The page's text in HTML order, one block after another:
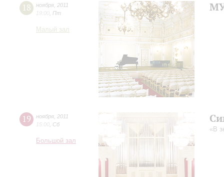
18 ноября 2011
19:00 Пт
Малый зал
19 ноября 2011
15:00 Сб
Большой зал
«В